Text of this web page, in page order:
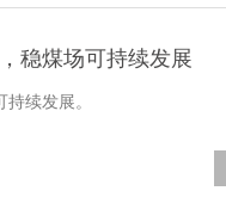
稳煤场可持续发展
续发展。